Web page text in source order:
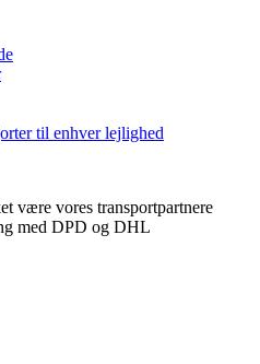
til enhver lejlighed
være vores transportpartnere
med DPD og DHL